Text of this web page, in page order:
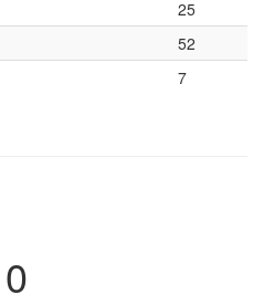
25
52
7
0